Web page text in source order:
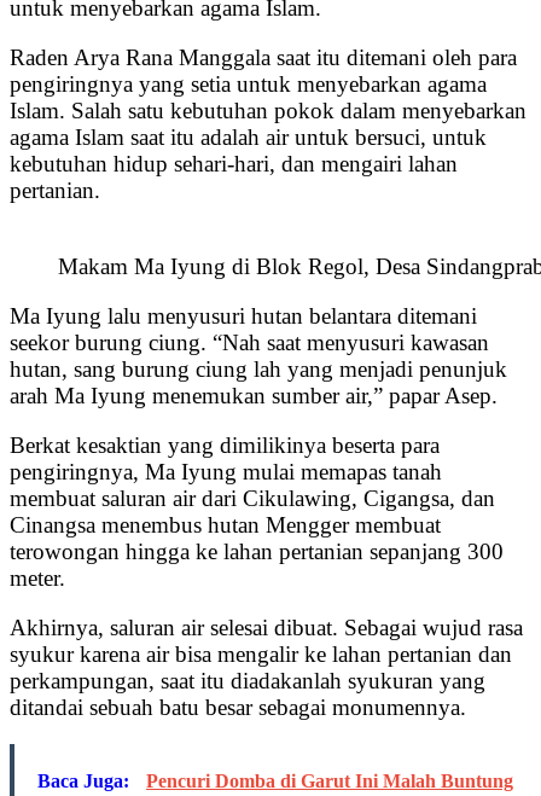
untuk menyebarkan agama Islam.
Raden Arya Rana Manggala saat itu ditemani oleh para
pengiringnya yang setia untuk menyebarkan agama
Islam. Salah satu kebutuhan pokok dalam menyebarkan
agama Islam saat itu adalah air untuk bersuci, untuk
kebutuhan hidup sehari-hari, dan mengairi lahan
pertanian.
Makam Ma Iyung di Blok Regol, Desa
Ma Iyung lalu menyusuri hutan belantara ditemani
seekor burung ciung. “Nah saat menyusuri kawasan
hutan, sang burung ciung lah yang menjadi penunjuk
arah Ma Iyung menemukan sumber air,” papar Asep.
Berkat kesaktian yang dimilikinya beserta para
pengiringnya, Ma Iyung mulai memapas tanah
membuat saluran air dari Cikulawing, Cigangsa, dan
Cinangsa menembus hutan Mengger membuat
terowongan hingga ke lahan pertanian sepanjang 300
meter.
Akhirnya, saluran air selesai dibuat. Sebagai wujud rasa
syukur karena air bisa mengalir ke lahan pertanian dan
perkampungan, saat itu diadakanlah syukuran yang
ditandai sebuah batu besar sebagai monumennya.
Baca Juga:
Pencuri Domba di Garut Ini Malah Buntung